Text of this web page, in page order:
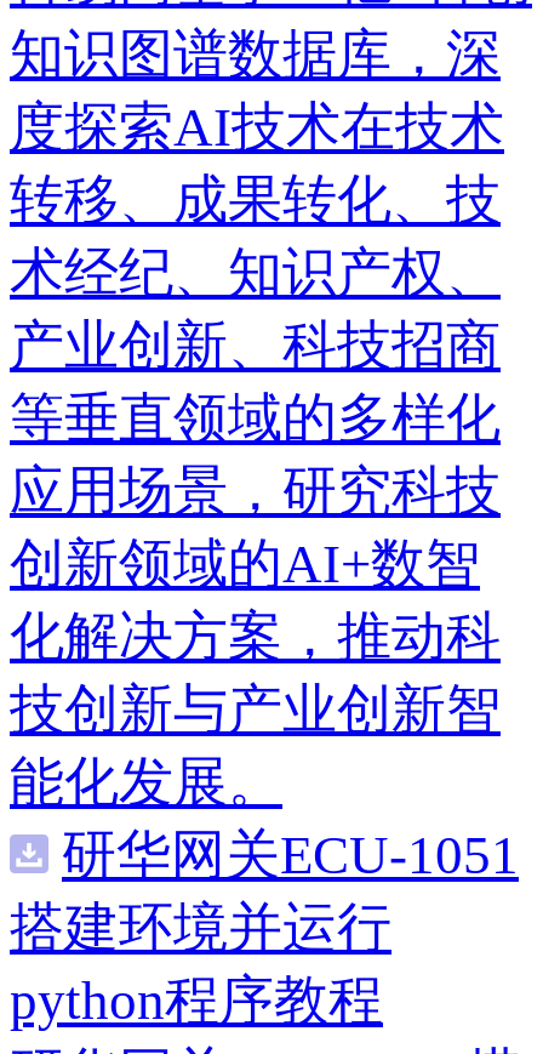
知识图谱数据库，深
度探索AI技术在技术
转移、成果转化、技
术经纪、知识产权、
产业创新、科技招商
等垂直领域的多样化
应用场景，研究科技
创新领域的AI+数智
化解决方案，推动科
技创新与产业创新智
能化发展。
研华网关ECU-1051
搭建环境并运行
python程序教程